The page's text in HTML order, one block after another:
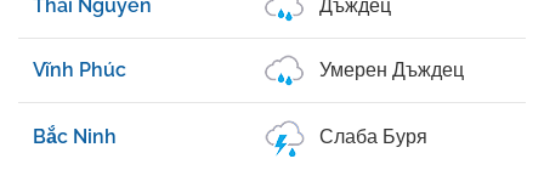
Thái Nguyên Дъждец
Vĩnh Phúc Умерен Дъждец
Bắc Ninh Слаба Буря